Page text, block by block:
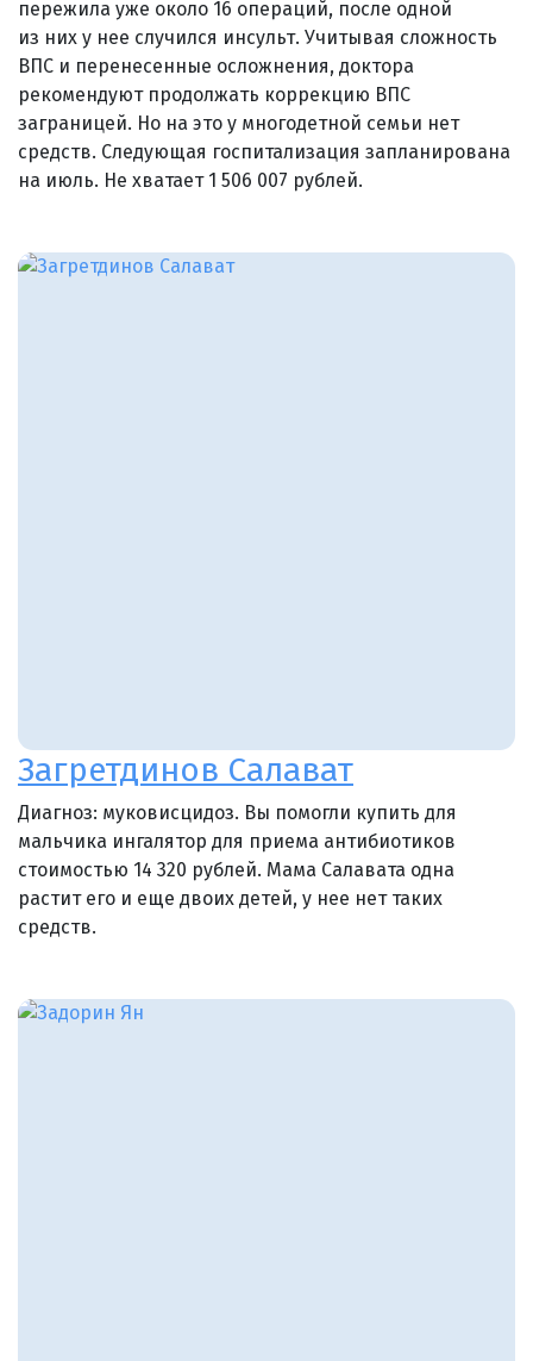
пережила уже около 16 операций, после одной
из них у нее случился инсульт. Учитывая сложность
ВПС и перенесенные осложнения, доктора
рекомендуют продолжать коррекцию ВПС
заграницей. Но на это у многодетной семьи нет
средств. Следующая госпитализация запланирована
на июль. Не хватает 1 506 007 рублей.
Загретдинов Салават
Диагноз: муковисцидоз. Вы помогли купить для
мальчика ингалятор для приема антибиотиков
стоимостью 14 320 рублей. Мама Салавата одна
растит его и еще двоих детей, у нее нет таких
средств.